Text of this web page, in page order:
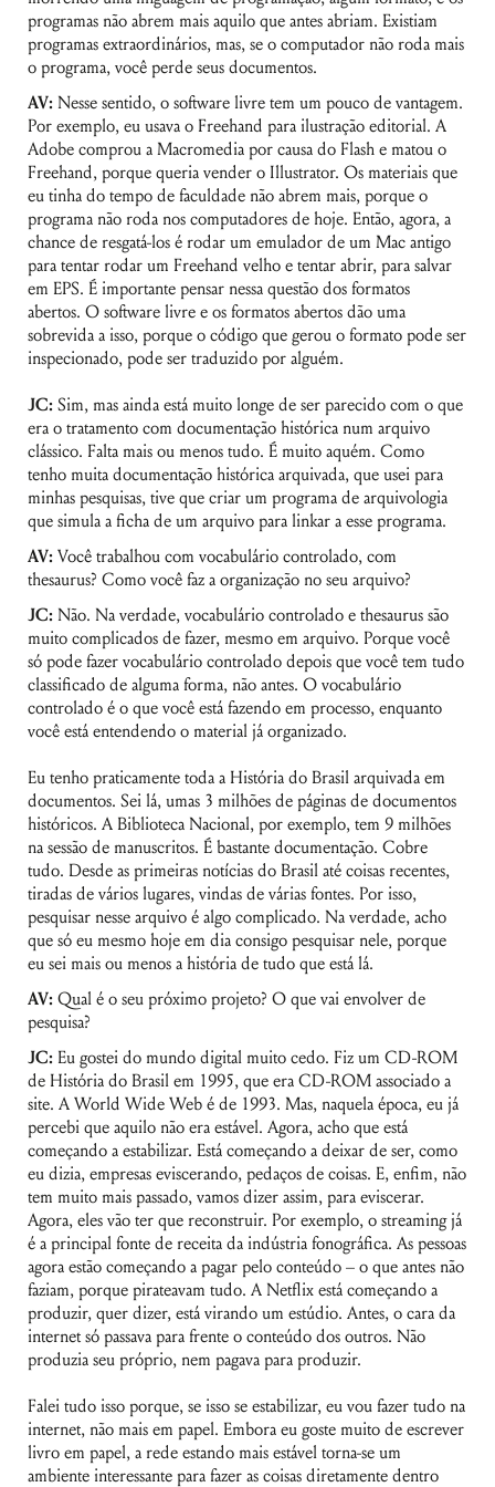
programas não abrem mais aquilo que antes abriam. Existiam
programas extraordinários, mas, se o computador não roda mais
o programa, você perde seus documentos.
AV: Nesse sentido, o software livre tem um pouco de vantagem.
Por exemplo, eu usava o Freehand para ilustração editorial. A
Adobe comprou a Macromedia por causa do Flash e matou o
Freehand, porque queria vender o Illustrator. Os materiais que
eu tinha do tempo de faculdade não abrem mais, porque o
programa não roda nos computadores de hoje. Então, agora, a
chance de resgatá-los é rodar um emulador de um Mac antigo
para tentar rodar um Freehand velho e tentar abrir, para salvar
em EPS. É importante pensar nessa questão dos formatos
abertos. O software livre e os formatos abertos dão uma
sobrevida a isso, porque o código que gerou o formato pode ser
inspecionado, pode ser traduzido por alguém.
JC:Sim, mas ainda está muito longe de ser parecido com o que
era o tratamento com documentação histórica num arquivo
clássico. Falta mais ou menos tudo. É muito aquém. Como
tenho muita documentação histórica arquivada, que usei para
minhas pesquisas, tive que criar um programa de arquivologia
que simula a ficha de um arquivo para linkar a esse programa.
AV: Você trabalhou com vocabulário controlado, com
thesaurus? Como você faz a organização no seu arquivo?
JC: Não. Na verdade, vocabulário controlado e thesaurus são
muito complicados de fazer, mesmo em arquivo. Porque você
só pode fazer vocabulário controlado depois que você tem tudo
classificado de alguma forma, não antes. O vocabulário
controlado é o que você está fazendo em processo, enquanto
você está entendendo o material já organizado.
Eu tenho praticamente toda a História do Brasil arquivada em
documentos. Sei lá, umas 3 milhões de páginas de documentos
históricos. A Biblioteca Nacional, por exemplo, tem 9 milhões
na sessão de manuscritos. É bastante documentação. Cobre
tudo. Desde as primeiras notícias do Brasil até coisas recentes,
tiradas de vários lugares, vindas de várias fontes. Por isso,
pesquisar nesse arquivo é algo complicado. Na verdade, acho
que só eu mesmo hoje em dia consigo pesquisar nele, porque
eu sei mais ou menos a história de tudo que está lá.
AV: Qual é o seu próximo projeto? O que vai envolver de
pesquisa?
JC: Eu gostei do mundo digital muito cedo. Fiz um CD-ROM
de História do Brasil em 1995, que era CD-ROM associado a
site. A World Wide Web é de 1993. Mas, naquela época, eu já
percebi que aquilo não era estável. Agora, acho que está
começando a estabilizar. Está começando a deixar de ser, como
eu dizia, empresas eviscerando, pedaços de coisas. E, enfim, não
tem muito mais passado, vamos dizer assim, para eviscerar.
Agora, eles vão ter que reconstruir. Por exemplo, o streaming já
é a principal fonte de receita da indústria fonográfica. As pessoas
agora estão começando a pagar pelo conteúdo – o que antes não
faziam, porque pirateavam tudo. A Netflix está começando a
produzir, quer dizer, está virando um estúdio. Antes, o cara da
internet só passava para frente o conteúdo dos outros. Não
produzia seu próprio, nem pagava para produzir.
Falei tudo isso porque, se isso se estabilizar, eu vou fazer tudo na
internet, não mais em papel. Embora eu goste muito de escrever
livro em papel, a rede estando mais estável torna-se um
ambiente interessante para fazer as coisas diretamente dentro